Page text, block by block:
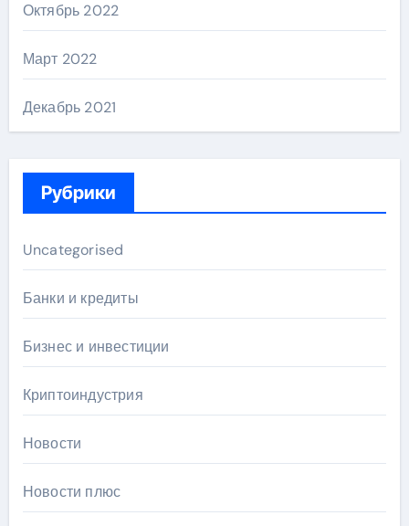
Октябрь 2022
Март 2022
Декабрь 2021
Рубрики
Uncategorised
Банки и кредиты
Бизнес и инвестиции
Криптоиндустрия
Новости
Новости плюс